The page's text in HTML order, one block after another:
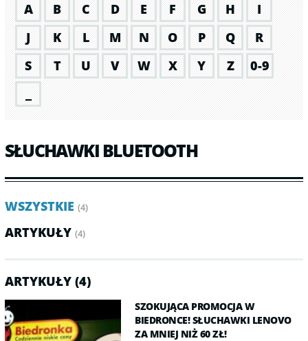
A B C D E F G H
I
J
K L M N O P Q
R
S
T U V W X Y Z
0-9
SŁUCHAWKI BLUETOOTH
WSZYSTKIE (4)
ARTYKUŁY (4)
ARTYKUŁY (4)
SZOKUJĄCA PROMOCJA W
BIEDRONCE! SŁUCHAWKI LENOVO
ZA MNIEJ NIŻ 60 ZŁ!